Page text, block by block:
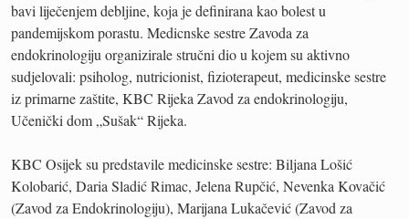
bavi liječenjem debljine, koja je definirana kao bolest u
pandemijskom porastu. Medicnske sestre Zavoda za
endokrinologiju organizirale stručni dio u kojem su aktivno
sudjelovali: psiholog, nutricionist, fizioterapeut, medicinske sestre
iz primarne zaštite, KBC Rijeka Zavod za endokrinologiju,
Učenički dom „Sušak“ Rijeka.
KBC Osijek su predstavile medicinske sestre: Biljana Lošić
Kolobarić, Daria Sladić Rimac, Jelena Rupčić, Nevenka Kovačić
(Zavod za Endokrinologiju), Marijana Lukačević (Zavod za